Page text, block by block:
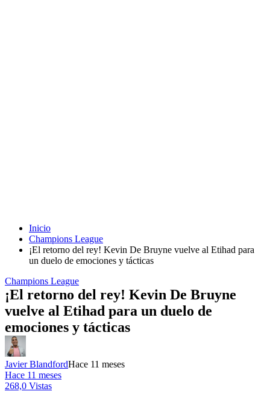
Inicio
Champions League
¡El retorno del rey! Kevin De Bruyne vuelve al Etihad para
un duelo de emociones y tácticas
Champions League
¡El retorno del rey! Kevin De Bruyne
vuelve al Etihad para un duelo de
emociones y tácticas
Javier BlandfordHace 11 meses
Hace 11 meses
268,0 Vistas